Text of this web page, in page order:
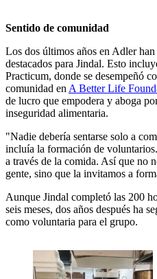
Sentido de comunidad
Los dos últimos años en Adler
destacados para Jindal. Esto
Practicum, donde se desempeñó
comunidad en A Better Life
de lucro que empodera y aboga
inseguridad alimentaria.
"Nadie debería sentarse solo a
incluía la formación de
a través de la comida. Así que no
gente, sino que la invitamos a
Aunque Jindal completó las 200
seis meses, dos años después ha
como voluntaria para el grupo.